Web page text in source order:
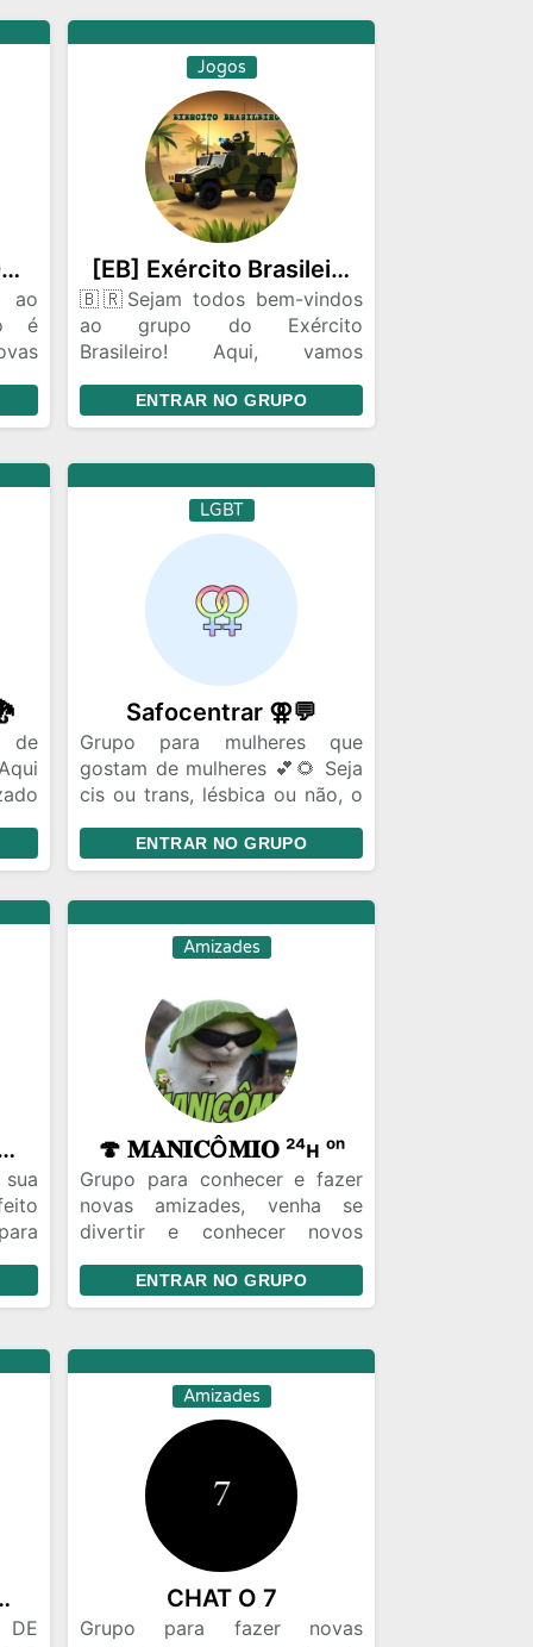
Amigos da Zueira 2024🥱🔥
ao
é
Jogos
[EB] Exército Brasileiro🇧🇷
🇧🇷Sejam todos bem-vindos
ao grupo do Exército
Brasileiro! Aqui, vamos
trocar experiências e
fortalecer o espírito de
comprometidos com a defesa
e a honra da nossa nação.
Vamos trabalhar unidos em
prol do nosso país. Força,
dedicação e disciplina são os
pilares que nos guiarão.
Avante!🇧🇷
ENTRAR NO GRUPO
de
LGBT
Safocentrar ⚢💬
Grupo para mulheres que
gostam de mulheres 💕🌻 Seja
cis ou trans, lésbica ou não, o
todas bem vindas 🧡
ENTRAR NO GRUPO
𝙎𝙀𝙐 𝘿𝙐𝙊
Amizades
🍄 𝐌𝐀𝐍𝐈𝐂Ô𝐌𝐈𝐎 ²⁴ʜ ᵒⁿ
Grupo para conhecer e fazer
novas amizades, venha se
divertir e conhecer novos
administradores e
participantes do grupo sejam
com um administrador do
grupo. Estamos prontos para
atendê-lo e oferecer o suporte
necessário.
ENTRAR NO GRUPO
Amizades
CHAT O 7
Grupo para fazer novas